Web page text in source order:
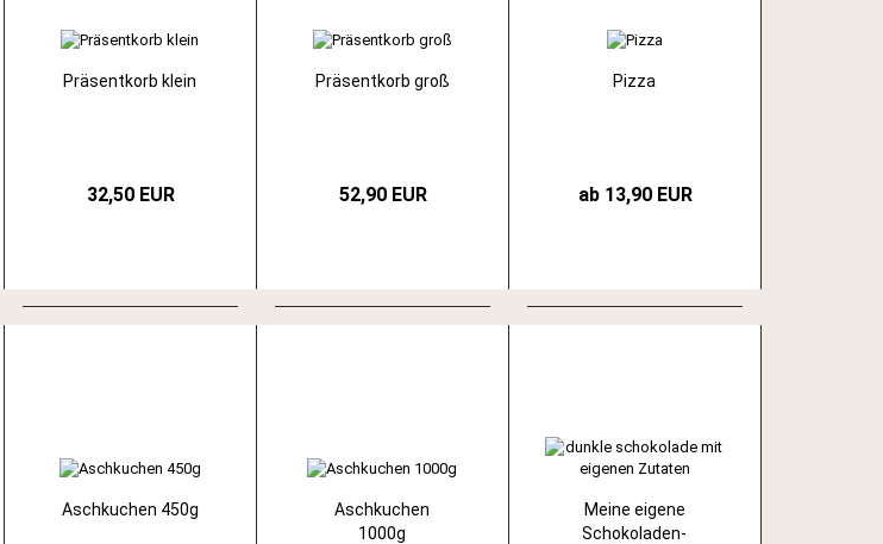
Präsentkorb klein
32,50 EUR
Präsentkorb groß
52,90 EUR
Pizza
ab 13,90 EUR
Aschkuchen 450g
Aschkuchen
1000g
Meine eigene
Schokoladen-